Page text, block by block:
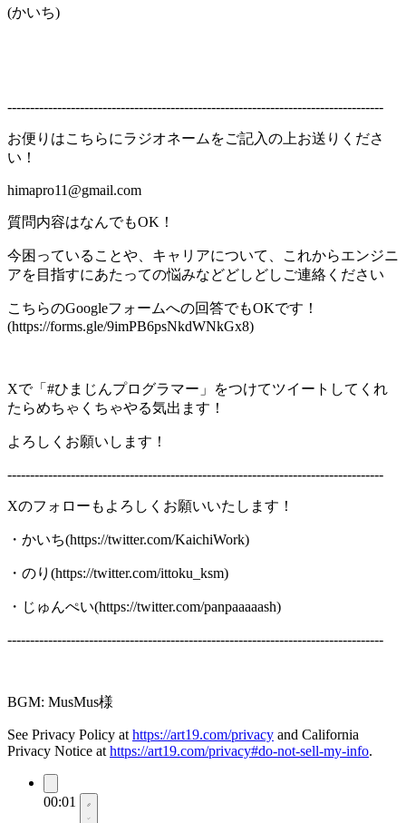
(かいち)
-----------------------------------------------------------------------------------
お便りはこちらにラジオネームをご記入の上お送りくださ
い！
himapro11@gmail.com
質問内容はなんでもOK！
今困っていることや、キャリアについて、これからエンジニ
アを目指すにあたっての悩みなどどしどしご連絡ください
こちらのGoogleフォームへの回答でもOKです！
(https://forms.gle/9imPB6psNkdWNkGx8)
Xで「#ひまじんプログラマー」をつけてツイートしてくれ
たらめちゃくちゃやる気出ます！
よろしくお願いします！
-----------------------------------------------------------------------------------
Xのフォローもよろしくお願いいたします！
・かいち(https://twitter.com/KaichiWork)
・のり(https://twitter.com/ittoku_ksm)
・じゅんぺい(https://twitter.com/panpaaaaash)
-----------------------------------------------------------------------------------
BGM: MusMus様
See Privacy Policy at https://art19.com/privacy and California
Privacy Notice at https://art19.com/privacy#do-not-sell-my-info.
00:01